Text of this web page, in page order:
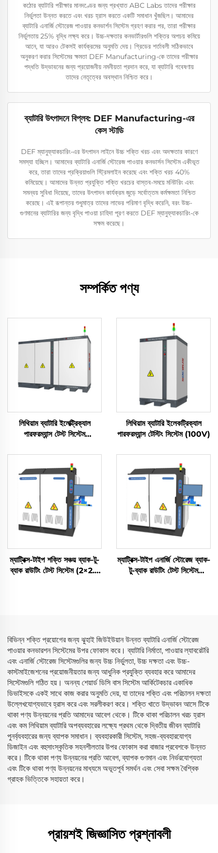
কঠোর ব্যাটারি পরীক্ষার মানদণ্ডের জন্য প্রখ্যাত ABC Labs তাদের পরীক্ষার
নির্ভুলতা উন্নত করতে এবং খরচ হ্রাস করতে একটি সমাধান খুঁজছিল। আমাদের
ব্যাটারি এনার্জি স্টোরেজ পাওয়ার কনভার্শন সিস্টেম গ্রহণ করার পর, তারা পরীক্ষার
নির্ভুলতায় 25% বৃদ্ধি লক্ষ্য করে। উচ্চ-দক্ষতার কনভার্টারগুলি শক্তির অপচয় কমিয়ে
আনে, যা আরও টেকসই কার্যক্রমের অনুমতি দেয়। গ্রিডের শর্তাবলী সঠিকভাবে
অনুকরণ করার সিস্টেমের ক্ষমতা DEF Manufacturing-কে তাদের পরীক্ষার
পদ্ধতি উদ্ভাবনের জন্য প্রয়োজনীয় নমনীয়তা প্রদান করে, যা ব্যাটারি গবেষণায়
তাদের নেতৃত্বের অবস্থান নিশ্চিত করে।
ব্যাটারি উৎপাদনে বিপ্লব: DEF Manufacturing-এর
কেস স্টাডি
DEF ম্যানুফ্যাকচারিং-এর উৎপাদন লাইনে উচ্চ শক্তি খরচ এবং অদক্ষতার কারণে
সমস্যা হচ্ছিল। আমাদের ব্যাটারি এনার্জি স্টোরেজ পাওয়ার কনভার্সন সিস্টেম একীভূত
করে, তারা তাদের প্রক্রিয়াগুলি স্ট্রিমলাইন করেছে এবং শক্তি খরচ 40%
কমিয়েছে। আমাদের উন্নত প্রযুক্তি শক্তি খরচের বাস্তব-সময়ে মনিটরিং এবং
সমন্বয় সুবিধা দিয়েছে, তাদের উৎপাদন কার্যক্রম জুড়ে সর্বোত্তম কর্মক্ষমতা নিশ্চিত
করেছে। এই রূপান্তর শুধুমাত্র তাদের লাভের পরিমাণ বৃদ্ধি করেনি, বরং উচ্চ-
গুণমানের ব্যাটারির জন্য বৃদ্ধি পাওয়া চাহিদা পূরণ করতে DEF ম্যানুফ্যাকচারিং-কে
সক্ষম করেছে।
সম্পর্কিত পণ্য
লিথিয়াম ব্যাটারি ইলেক্ট্রিক্যাল
পারফরম্যান্স টেস্ট সিস্টেম
লিথিয়াম ব্যাটারি ইলেকট্রিক্যাল
পারফরম্যান্স টেস্টিং সিস্টেম (100V)
ম্যাট্রিক্স-টাইপ শক্তি সঞ্চয় ব্যাক-টু-
ব্যাক রাউটিং টেস্ট সিস্টেম (2×2.5
ম্যাট্রিক্স-টাইপ এনার্জি স্টোরেজ ব্যাক-
টু-ব্যাক রাউটিং টেস্ট সিস্টেম
বিভিন্ন শক্তি প্রয়োগের জন্য ঝুহাই জিউইউয়ান উন্নত ব্যাটারি এনার্জি স্টোরেজ
পাওয়ার কনভারশন সিস্টেমের উপর ফোকাস করে। ব্যাটারি নির্মাতা, পাওয়ার ল্যাবরেটরি
এবং এনার্জি স্টোরেজ সিস্টেমগুলির জন্য উচ্চ নির্ভুলতা, উচ্চ দক্ষতা এবং উচ্চ-
কাস্টমাইজেশনের প্রয়োজনীয়তার জন্য আধুনিক প্রযুক্তি ব্যবহার করে আমাদের
সিস্টেমগুলি গঠিত হয়। অনন্য শেয়ার্ড ডিসি বাস সিস্টেম আর্কিটেকচার একাধিক
ডিভাইসকে একই সাথে কাজ করার অনুমতি দেয়, যা তাদের শক্তি এবং পরিচালন দক্ষতা
উল্লেখযোগ্যভাবে হ্রাস করে এবং সরলীকরণ করে। শক্তি খাতে উদ্ভাবন আসে টিকে
থাকা পণ্য উন্নয়নের প্রতি আমাদের আবেগ থেকে। টিকে থাকা পরিচালন খরচ হ্রাস
এবং কম লিথিয়াম ব্যাটারি অপব্যবহারের লক্ষ্যে প্রথম থেকে দ্বিতীয় জীবন ব্যাটারি
পুনর্ব্যবহারের জন্য ব্যাপক সমাধান। ব্যবহারকারী সিস্টেম, সহজ-ব্যবহারযোগ্য
ডিজাইন এবং বহুসাংস্কৃতিক সহনশীলতার উপর ফোকাস করা বাজার প্রবেশকে উন্নত
করে। টিকে থাকা পণ্য উন্নয়নের প্রতি আবেগ, ব্যাপক গুণমান এবং নির্ভরযোগ্যতা
এবং টিকে থাকা পণ্য উন্নয়নের মাধ্যমে অভূতপূর্ব সমর্থন এবং সেবা সক্ষম বৈশ্বিক
গ্রাহক ভিত্তিকে সহায়তা করে।
প্রায়শই জিজ্ঞাসিত প্রশ্নাবলী